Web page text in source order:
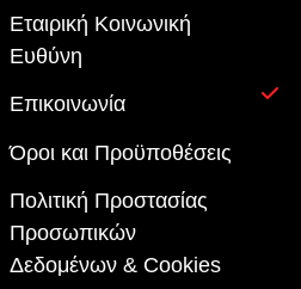
Εταιρική Κοινωνική
Ευθύνη
Επικοινωνία
Όροι και Προϋποθέσεις
Πολιτική Προστασίας
Προσωπικών
Δεδομένων & Cookies